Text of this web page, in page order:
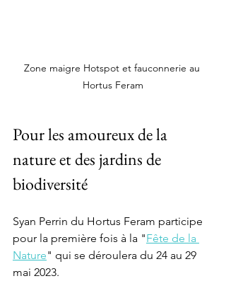
Zone maigre Hotspot et fauconnerie au
Hortus Feram
Pour les amoureux de la
nature et des jardins de
biodiversité
Syan Perrin du Hortus Feram participe
pour la première fois à la "Fête de la
Nature" qui se déroulera du 24 au 29
mai 2023.